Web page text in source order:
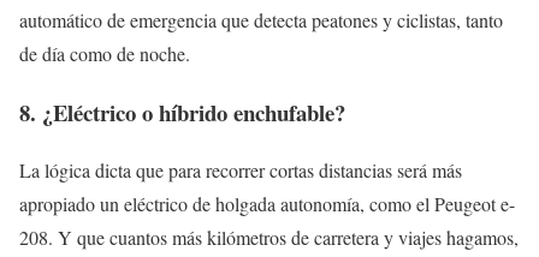
automático de emergencia que detecta peatones y ciclistas, tanto
de día como de noche.
8. ¿Eléctrico o híbrido enchufable?
La lógica dicta que para recorrer cortas distancias será más
apropiado un eléctrico de holgada autonomía, como el Peugeot e-
208. Y que cuantos más kilómetros de carretera y viajes hagamos,